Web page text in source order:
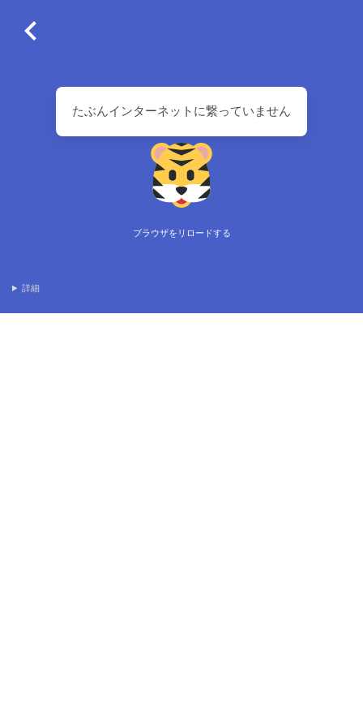
たぶんインターネットに繋っていません
ブラウザをリロードする
詳細